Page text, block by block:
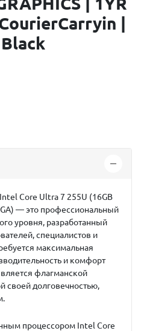
|
Core Ultra 7 255U (16GB
— это профессиональный
уровня, разработанный
специалистов и
максимальная
и комфорт
флагманской
своей долговечностью,
процессором Intel Core